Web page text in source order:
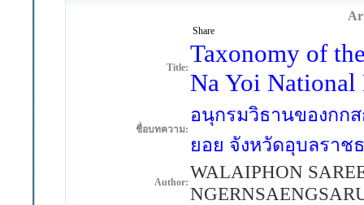
Share
Title: Taxonomy of
Na Yoi National
ชื่อบทความ:
อนุกรมวิธานของกก
ยอย จังหวัดอุบลราช
Author: WALAIPHON